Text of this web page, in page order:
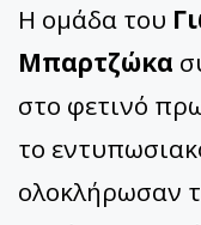
Η ομάδα του
Μπαρτζώκα
στο φετινό
το
ολοκλήρωσαν